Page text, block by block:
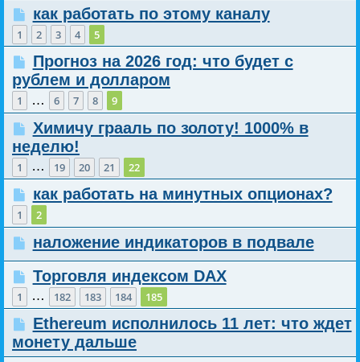
как работать по этому каналу
1 2 3 4 5
Прогноз на 2026 год: что будет с
рублем и долларом
1 … 6 7 8 9
Химичу грааль по золоту! 1000% в
неделю!
1 … 19 20 21 22
как работать на минутных опционах?
1 2
наложение индикаторов в подвале
Торговля индексом DAX
1 … 182 183 184 185
Ethereum исполнилось 11 лет: что ждет
монету дальше